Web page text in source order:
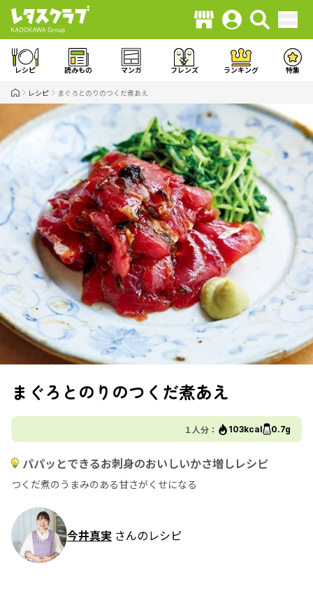
レシピ 読みもの マンガ フレンズ ランキング 特集
レシピ まぐろとのりのつくだ煮あえ
まぐろとのりのつくだ煮あえ
１人分： 103kcal 0.7g
パパッとできるお刺身のおいしいかさ増しレシピ
つくだ煮のうまみのある甘さがくせになる
今井真実 さんのレシピ